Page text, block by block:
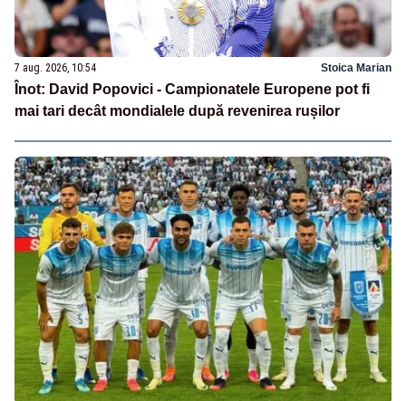
7 aug. 2026, 10:54 Stoica Marian
Înot: David Popovici - Campionatele Europene pot fi
mai tari decât mondialele după revenirea rușilor